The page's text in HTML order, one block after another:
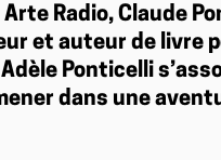
Radio, Claude
et auteur de livre
Ponticelli
dans une